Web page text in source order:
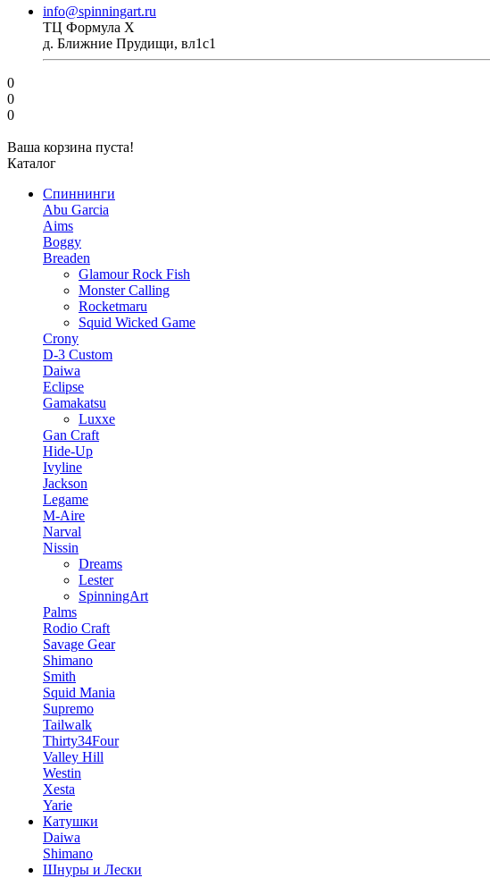
info@spinningart.ru
ТЦ Формула X
д. Ближние Прудищи, вл1с1
0
0
0
Ваша корзина пуста!
Каталог
Спиннинги
Abu Garcia
Aims
Boggy
Breaden
Glamour Rock Fish
Monster Calling
Rocketmaru
Squid Wicked Game
Crony
D-3 Custom
Daiwa
Eclipse
Gamakatsu
Luxxe
Gan Craft
Hide-Up
Ivyline
Jackson
Legame
M-Aire
Narval
Nissin
Dreams
Lester
SpinningArt
Palms
Rodio Craft
Savage Gear
Shimano
Smith
Squid Mania
Supremo
Tailwalk
Thirty34Four
Valley Hill
Westin
Xesta
Yarie
Катушки
Daiwa
Shimano
Шнуры и Лески